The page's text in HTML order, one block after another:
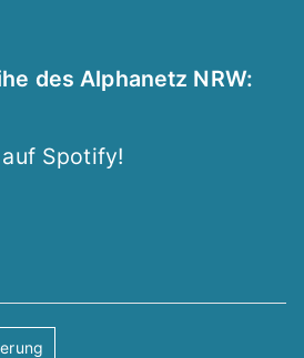
des Alphanetz NRW:
Spotify!